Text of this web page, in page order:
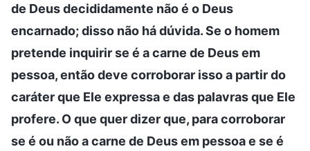
de Deus decididamente não é o Deus
encarnado; disso não há dúvida. Se o homem
pretende inquirir se é a carne de Deus em
pessoa, então deve corroborar isso a partir do
caráter que Ele expressa e das palavras que Ele
profere. O que quer dizer que, para corroborar
se é ou não a carne de Deus em pessoa e se é